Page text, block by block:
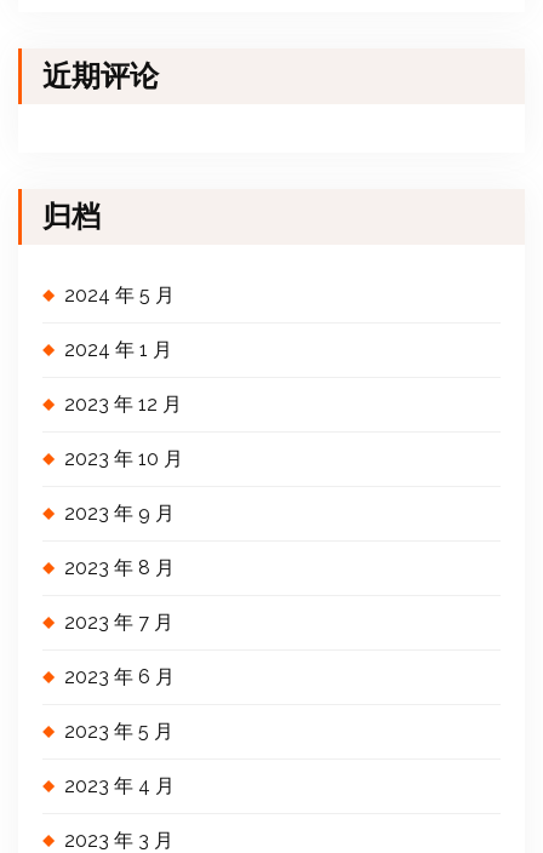
近期评论
归档
2024 年 5 月
2024 年 1 月
2023 年 12 月
2023 年 10 月
2023 年 9 月
2023 年 8 月
2023 年 7 月
2023 年 6 月
2023 年 5 月
2023 年 4 月
2023 年 3 月